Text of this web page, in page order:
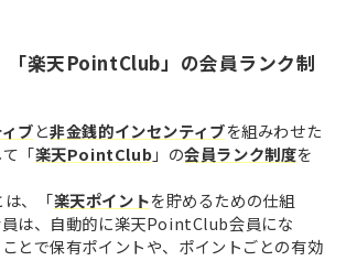
「楽天PointClub」の会員ランク制
ブと非金銭的インセンティブを組みわせた
「楽天PointClub」の会員ランク制度を
、「楽天ポイントを貯めるための仕組
員は、自動的に楽天PointClub会員にな
とで保有ポイントや、ポイントごとの有効